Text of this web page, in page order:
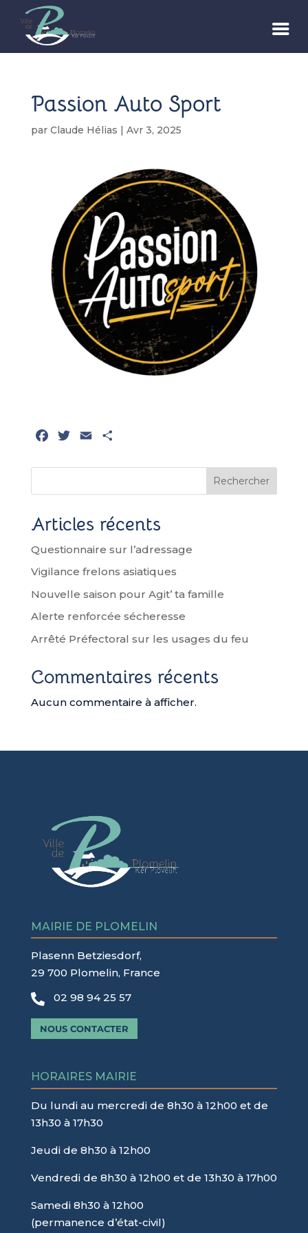
Passion Auto Sport
par Claude Hélias | Avr 3, 2025
c
o
o
k
i
e
r
a
r
g
e
r
Rechercher
Articles récents
Questionnaire sur l’adressage
Vigilance frelons asiatiques
Nouvelle saison pour Agit’ ta famille
Alerte renforcée sécheresse
Arrêté Préfectoral sur les usages du feu
Commentaires récents
Aucun commentaire à afficher.
MAIRIE DE PLOMELIN
Plasenn Betziesdorf,
29 700 Plomelin, France
 02 98 94 25 57
NOUS CONTACTER
HORAIRES MAIRIE
Du lundi au mercredi de 8h30 à 12h00 et de
13h30 à 17h30
Jeudi de 8h30 à 12h00
Vendredi de 8h30 à 12h00 et de 13h30 à 17h00
Samedi 8h30 à 12h00
(permanence d’état-civil)